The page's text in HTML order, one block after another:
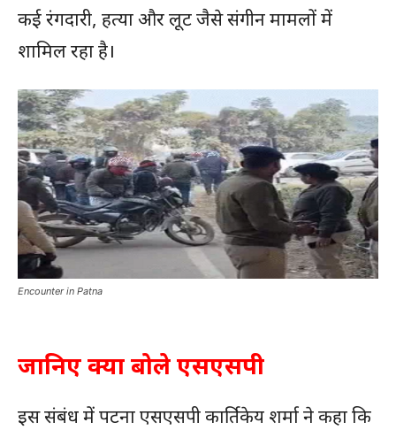
कई रंगदारी, हत्या और लूट जैसे संगीन मामलों में
शामिल रहा है।
Encounter in Patna
जानिए क्या बोले एसएसपी
इस संबंध में पटना एसएसपी कार्तिकेय शर्मा ने कहा कि